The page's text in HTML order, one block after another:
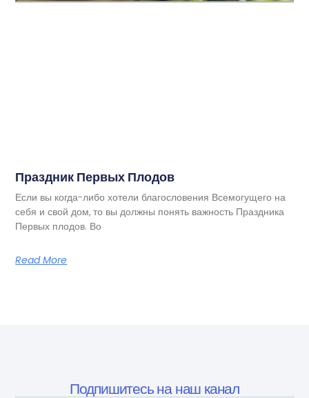
Праздник Первых Плодов
Если вы когда-либо хотели благословения Всемогущего на
себя и свой дом, то вы должны понять важность Праздника
Первых плодов. Во
Read More
Подпишитесь на наш канал